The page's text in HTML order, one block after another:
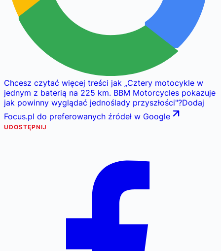
Chcesz czytać więcej treści jak „Cztery motocykle w
jednym z baterią na 225 km. BBM Motorcycles pokazuje
jak powinny wyglądać jednoślady przyszłości"?Dodaj
Focus.pl do preferowanych źródeł w Google
UDOSTĘPNIJ